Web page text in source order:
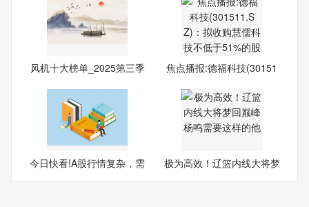
风机十大榜单_2025第三季
焦点播报:德福科技(30151
今日快看!A股行情复杂，需
极为高效！辽篮内线大将梦